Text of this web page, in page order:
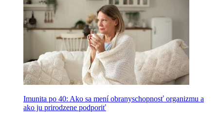
Imunita po 40: Ako sa mení obranyschopnosť organizmu a
ako ju prirodzene podporiť